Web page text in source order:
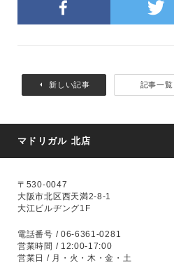
新しい記事 記事一覧
マドリガル 北店
〒530-0047
大阪市北区西天満2-8-1
大江ビルヂング1F
電話番号 / 06-6361-0281
営業時間 / 12:00-17:00
営業日 / 月・火・木・金・土